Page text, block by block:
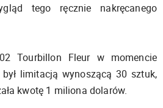
tego ręcznie nakręcanego
Tourbillon Fleur w momencie
limitacją wynoszącą 30 sztuk,
kwotę 1 miliona dolarów.